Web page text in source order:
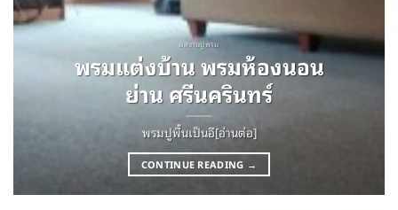
ผลงานปูพรม
พรมแต่งบ้าน พรมห้องนอน
ย่าน ศรีนครินทร์
พรมปูพื้นเป็นอี[อ่านต่อ]
CONTINUE READING →